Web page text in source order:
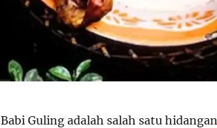
Babi Guling adalah salah satu hidangan